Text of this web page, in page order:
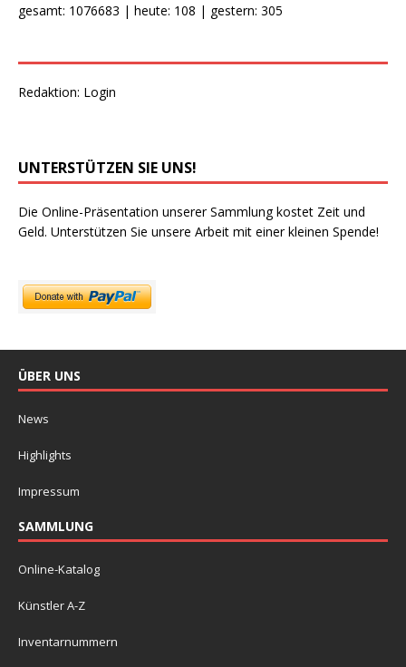
gesamt: 1076683 | heute: 108 | gestern: 305
Redaktion: Login
UNTERSTÜTZEN SIE UNS!
Die Online-Präsentation unserer Sammlung kostet Zeit und
Geld. Unterstützen Sie unsere Arbeit mit einer kleinen Spende!
ÜBER UNS
News
Highlights
Impressum
SAMMLUNG
Online-Katalog
Künstler A-Z
Inventarnummern